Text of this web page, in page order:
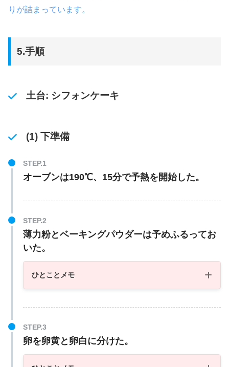
りが詰まっています。
5.手順
土台: シフォンケーキ
(1) 下準備
オーブンは190℃、15分で予熱を開始した。
薄力粉とベーキングパウダーは予めふるってお
いた。
ひとことメモ
卵を卵黄と卵白に分けた。